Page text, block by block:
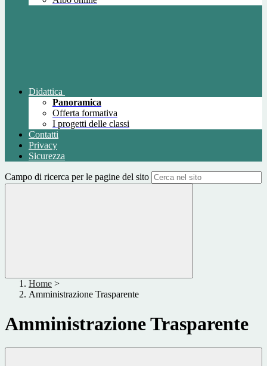
Didattica
Panoramica
Offerta formativa
I progetti delle classi
Contatti
Privacy
Sicurezza
Campo di ricerca per le pagine del sito
Home >
Amministrazione Trasparente
Amministrazione Trasparente